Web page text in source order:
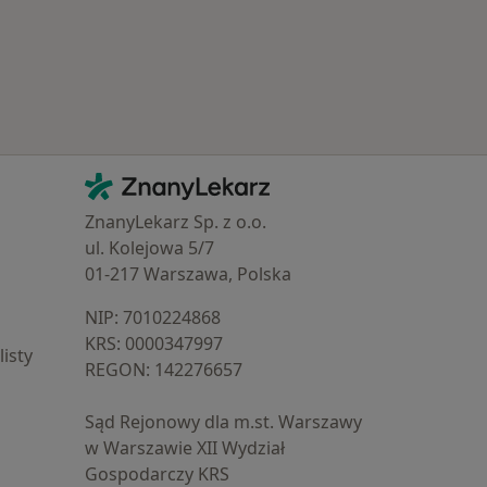
Kontakt
ZnanyLekarz - Strona główna
ZnanyLekarz Sp. z o.o.
ul. Kolejowa 5/7
01-217 Warszawa, Polska
NIP: ⁠7010224868
KRS: ⁠0000347997
REGON: ⁠142276657
Sąd Rejonowy dla m.st. Warszawy
w Warszawie XII Wydział
Gospodarczy KRS